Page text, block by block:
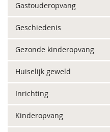
Gastouderopvang
Geschiedenis
Gezonde kinderopvang
Huiselijk geweld
Inrichting
Kinderopvang